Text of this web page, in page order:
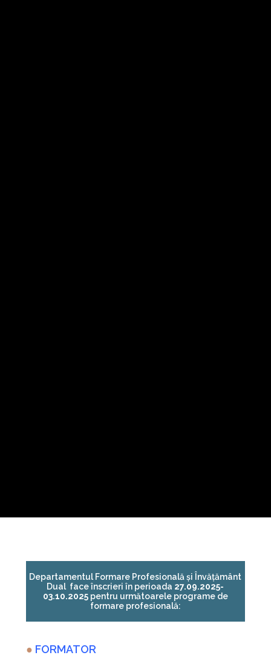
Departamentul Formare Profesională și Învățământ
Dual face înscrieri în perioada 27.09.2025-
03.10.2025 pentru următoarele programe de
formare profesională:
● FORMATOR